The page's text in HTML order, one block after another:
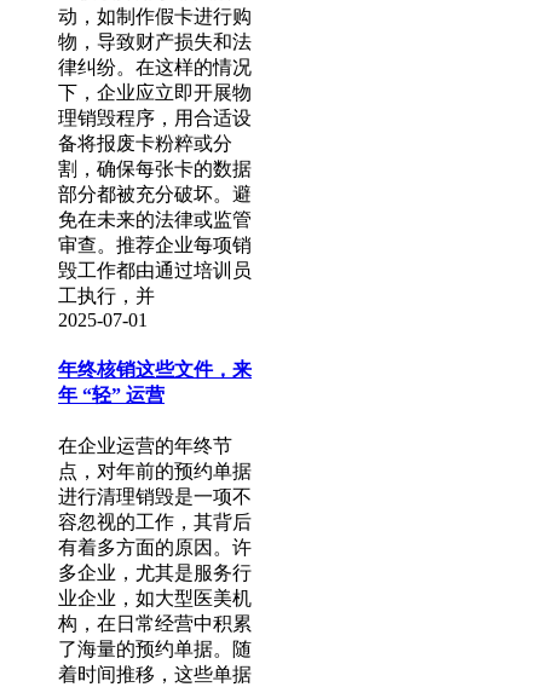
动，如制作假卡进行购
物，导致财产损失和法
律纠纷。在这样的情况
下，企业应立即开展物
理销毁程序，用合适设
备将报废卡粉粹或分
割，确保每张卡的数据
部分都被充分破坏。避
免在未来的法律或监管
审查。推荐企业每项销
毁工作都由通过培训员
工执行，并
2025-07-01
年终核销这些文件，来
年 “轻” 运营
在企业运营的年终节
点，对年前的预约单据
进行清理销毁是一项不
容忽视的工作，其背后
有着多方面的原因。许
多企业，尤其是服务行
业企业，如大型医美机
构，在日常经营中积累
了海量的预约单据。随
着时间推移，这些单据